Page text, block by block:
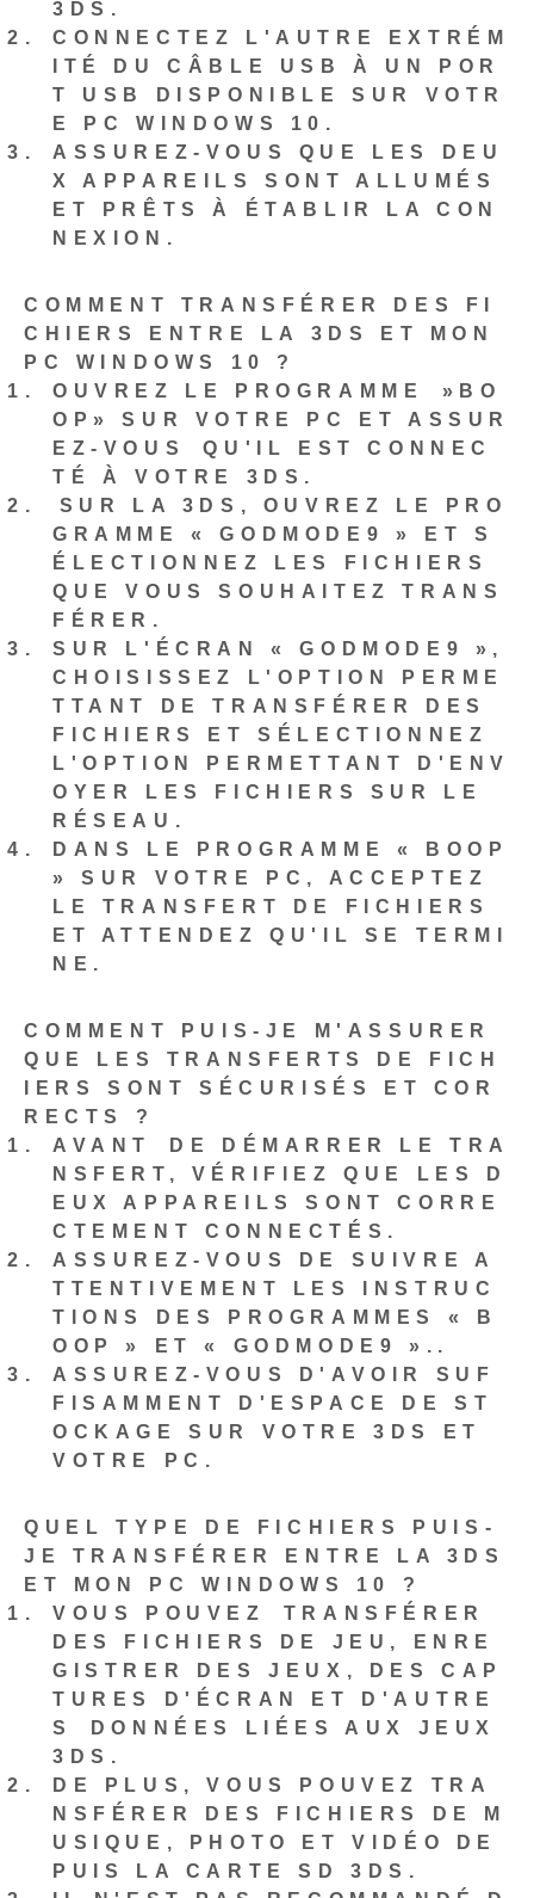
3DS.
CONNECTEZ L'AUTRE EXTRÉM
ITÉ DU CÂBLE USB À UN POR
T USB DISPONIBLE SUR VOTR
E PC WINDOWS 10.
ASSUREZ-VOUS QUE LES DEU
X ‌APPAREILS‌ SONT ‌ALLUMÉS
ET PRÊTS À‍ ÉTABLIR LA CON
NEXION.
COMMENT TRANSFÉRER DES FI
CHIERS ENTRE LA 3DS ET MON
PC WINDOWS 10 ?
OUVREZ LE PROGRAMME ⁢»BO
OP» SUR VOTRE PC ET ASSUR
EZ-VOUS⁤ QU'IL EST CONNEC
TÉ À ‌VOTRE 3DS.
⁢SUR LA 3DS, OUVREZ LE PRO
GRAMME « GODMODE9 » ET S
ÉLECTIONNEZ LES FICHIERS
QUE VOUS SOUHAITEZ TRANS
FÉRER.
SUR L'ÉCRAN « GODMODE9 »,
CHOISISSEZ L'OPTION PERME
TTANT DE TRANSFÉRER DES
FICHIERS ET SÉLECTIONNEZ
L'OPTION PERMETTANT D'ENV
OYER LES FICHIERS SUR LE
RÉSEAU.
DANS LE PROGRAMME « BOOP
» SUR VOTRE PC, ACCEPTEZ
LE TRANSFERT DE FICHIERS
ET ATTENDEZ QU'IL SE TERMI
NE.
COMMENT PUIS-JE M'ASSURER
QUE LES TRANSFERTS DE FICH
IERS SONT SÉCURISÉS ET COR
RECTS ?
AVANT⁤ DE DÉMARRER LE TRA
NSFERT, VÉRIFIEZ QUE LES D
EUX APPAREILS SONT CORRE
CTEMENT CONNECTÉS .
ASSUREZ-VOUS DE SUIVRE A
TTENTIVEMENT LES INSTRUC
TIONS DES PROGRAMMES « B
OOP » ET « GODMODE9 ». .
ASSUREZ-VOUS D'AVOIR SUF
FISAMMENT D'ESPACE DE ST
OCKAGE SUR VOTRE 3DS ET
VOTRE PC .
QUEL TYPE DE FICHIERS PUIS-
JE TRANSFÉRER ENTRE LA 3DS
ET MON PC WINDOWS 10 ?
‌VOUS POUVEZ⁢ TRANSFÉRER
DES FICHIERS DE JEU, ENRE
GISTRER DES JEUX, DES CAP
TURES D'ÉCRAN ET D'AUTRE
S⁣ DONNÉES LIÉES AUX JEUX
3DS.
DE PLUS, VOUS POUVEZ TRA
NSFÉRER DES FICHIERS DE M
USIQUE, PHOTO ET VIDÉO DE
PUIS LA CARTE SD 3DS.